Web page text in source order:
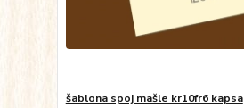
šablona spoj mašle kr10fr6 kapsa